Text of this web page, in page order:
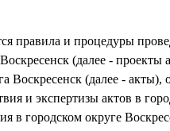
правила и процедуры
(далее - проекты
Воскресенск (далее -
и экспертизы актов в
в городском округе